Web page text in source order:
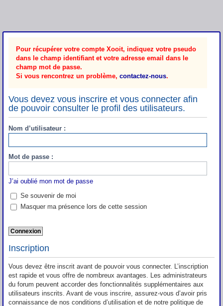
Pour récupérer votre compte Xooit, indiquez votre pseudo
dans le champ identifiant et votre adresse email dans le
champ mot de passe.
Si vous rencontrez un problème, contactez-nous.
Vous devez vous inscrire et vous connecter afin
de pouvoir consulter le profil des utilisateurs.
Nom d’utilisateur :
Mot de passe :
J’ai oublié mon mot de passe
Se souvenir de moi
Masquer ma présence lors de cette session
Inscription
Vous devez être inscrit avant de pouvoir vous connecter. L’inscription
est rapide et vous offre de nombreux avantages. Les administrateurs
du forum peuvent accorder des fonctionnalités supplémentaires aux
utilisateurs inscrits. Avant de vous inscrire, assurez-vous d’avoir pris
connaissance de nos conditions d’utilisation et de notre politique de